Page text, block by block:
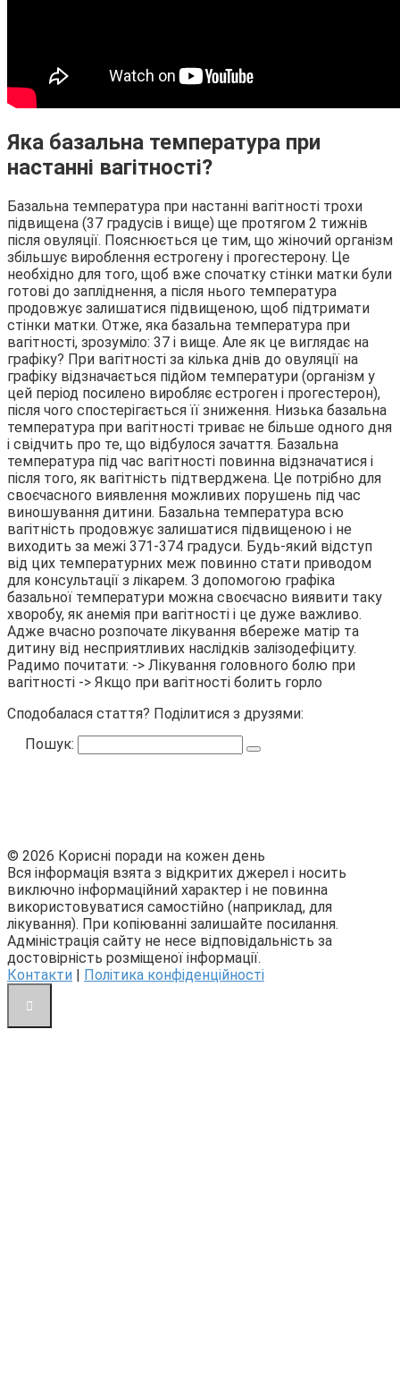
Яка базальна температура при
настанні вагітності?
Базальна температура при настанні вагітності трохи
підвищена (37 градусів і вище) ще протягом 2 тижнів
після овуляції. Пояснюється це тим, що жіночий організм
збільшує вироблення естрогену і прогестерону. Це
необхідно для того, щоб вже спочатку стінки матки були
готові до запліднення, а після нього температура
продовжує залишатися підвищеною, щоб підтримати
стінки матки. Отже, яка базальна температура при
вагітності, зрозуміло: 37 і вище. Але як це виглядає на
графіку? При вагітності за кілька днів до овуляції на
графіку відзначається підйом температури (організм у
цей період посилено виробляє естроген і прогестерон),
після чого спостерігається її зниження. Низька базальна
температура при вагітності триває не більше одного дня
і свідчить про те, що відбулося зачаття. Базальна
температура під час вагітності повинна відзначатися і
після того, як вагітність підтверджена. Це потрібно для
своєчасного виявлення можливих порушень під час
виношування дитини. Базальна температура всю
вагітність продовжує залишатися підвищеною і не
виходить за межі 371-374 градуси. Будь-який відступ
від цих температурних меж повинно стати приводом
для консультації з лікарем. З допомогою графіка
базальної температури можна своєчасно виявити таку
хворобу, як анемія при вагітності і це дуже важливо.
Адже вчасно розпочате лікування вбереже матір та
дитину від несприятливих наслідків залізодефіциту.
Радимо почитати: -> Лікування головного болю при
вагітності -> Якщо при вагітності болить горло
Сподобалася стаття? Поділитися з друзями:
Пошук:
© 2026 Корисні поради на кожен день
Вся інформація взята з відкритих джерел і носить
виключно інформаційний характер і не повинна
використовуватися самостійно (наприклад, для
лікування). При копіюванні залишайте посилання.
Адміністрація сайту не несе відповідальність за
достовірність розміщеної інформації.
Контакти
Політика конфіденційності